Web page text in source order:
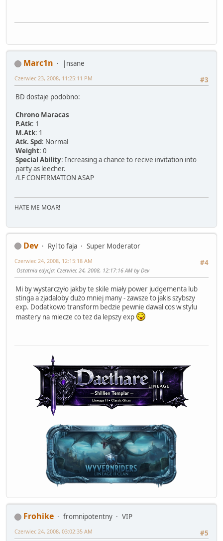
Marc1n
|nsane
#3
Czerwiec 23, 2008, 11:25:11 PM
BD dostaje podobno:
Chrono Maracas
P.Atk: 1
M.Atk: 1
Atk. Spd: Normal
Weight: 0
Special Ability: Increasing a chance to recive invitation into
party as leecher.
/LF CONFIRMATION ASAP
HATE ME MOAR!
Dev Ryl to faja
Super Moderator
#4
Czerwiec 24, 2008, 12:15:18 AM
Ostatnia edycja: Czerwiec 24, 2008, 12:17:16 AM by Dev
Mi by wystarczyło jakby te skile miały power judgementa lub
stinga a zjadaloby dużo mniej many - zawsze to jakis szybszy
exp. Dodatkowo transform bedzie pewnie dawal cos w stylu
mastery na miecze co tez da lepszy exp
Frohike fromnipotentny
VIP
#5
Czerwiec 24, 2008, 03:02:35 AM